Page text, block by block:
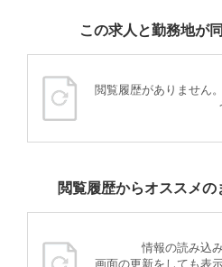
この求人と勤務地が
閲覧履歴がありません
閲覧履歴からオススメの
情報の読み込
画面の更新をしても表